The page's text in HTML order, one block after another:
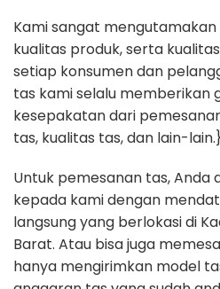
Kami sangat
kualitas produk, serta
setiap konsumen dan
tas kami selalu memberikan
kesepakatan dari
tas, kualitas tas, dan lain-lain.}
Untuk pemesanan tas, Anda
kepada kami dengan
langsung yang berlokasi di
Barat. Atau bisa juga
hanya mengirimkan model